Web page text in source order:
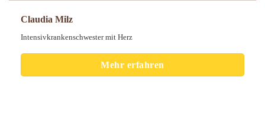
Claudia Milz
Intensivkrankenschwester mit Herz
Mehr erfahren